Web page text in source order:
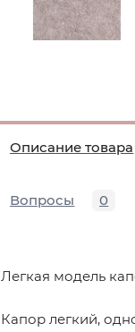
Описание товара
Вопросы 0
Легкая модель
Капор легкий,